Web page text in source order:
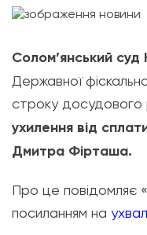
Солом’янський суд
Державної
строку досудового
ухилення від
Дмитра Фірташа.
Про це повідомляє «
посиланням на